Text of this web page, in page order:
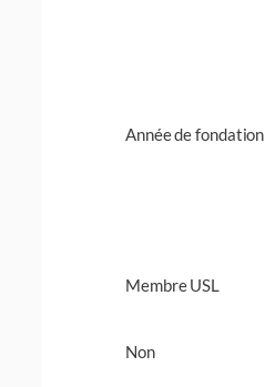
Année de fondation
Membre USL
Non